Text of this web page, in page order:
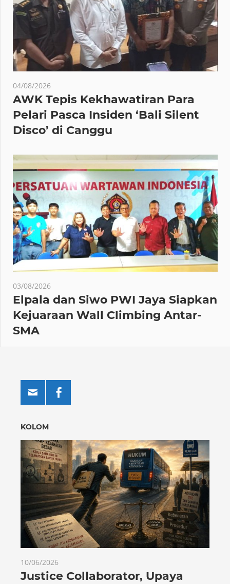
04/08/2026
AWK Tepis Kekhawatiran Para
Pelari Pasca Insiden ‘Bali Silent
Disco’ di Canggu
03/08/2026
Elpala dan Siwo PWI Jaya Siapkan
Kejuaraan Wall Climbing Antar-
SMA
KOLOM
10/06/2026
Justice Collaborator, Upaya